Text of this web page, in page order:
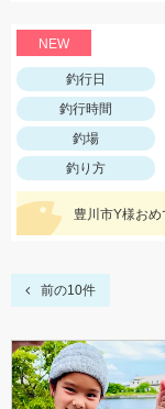
NEW
釣行日
釣行時間
釣場
釣り方
前の10件